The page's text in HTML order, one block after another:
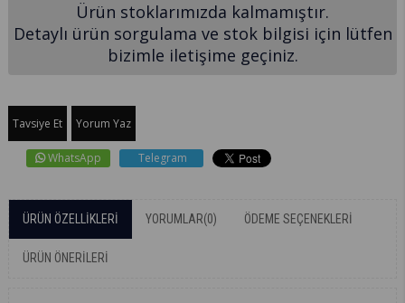
Ürün stoklarımızda kalmamıştır.
Detaylı ürün sorgulama ve stok bilgisi için lütfen
bizimle iletişime geçiniz.
Tavsiye Et Yorum Yaz
WhatsApp Telegram
ÜRÜN ÖZELLIKLERI YORUMLAR(0) ÖDEME SEÇENEKLERI
ÜRÜN ÖNERILERI